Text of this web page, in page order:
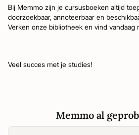
Bij Memmo zijn je cursusboeken altijd
doorzoekbaar, annoteerbaar en
Verken onze bibliotheek en vind vandaag
Veel succes met je studies!
Memmo al